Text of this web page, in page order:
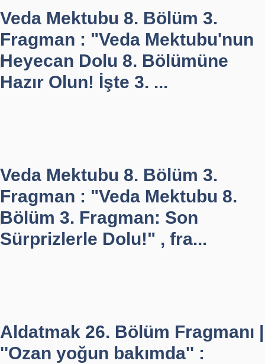
Veda Mektubu 8. Bölüm 3.
Fragman : "Veda Mektubu'nun
Heyecan Dolu 8. Bölümüne
Hazır Olun! İşte 3. ...
Veda Mektubu 8. Bölüm 3.
Fragman : "Veda Mektubu 8.
Bölüm 3. Fragman: Son
Sürprizlerle Dolu!" , fra...
Aldatmak 26. Bölüm Fragmanı |
''Ozan yoğun bakımda'' :